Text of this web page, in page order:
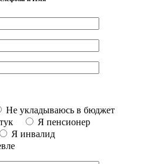
Не укладываюсь в бюджет
Я пенсионер
Я инвалид